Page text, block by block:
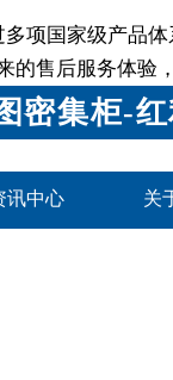
多项国家级产品体
的售后服务体验
密集柜-
讯中心 关